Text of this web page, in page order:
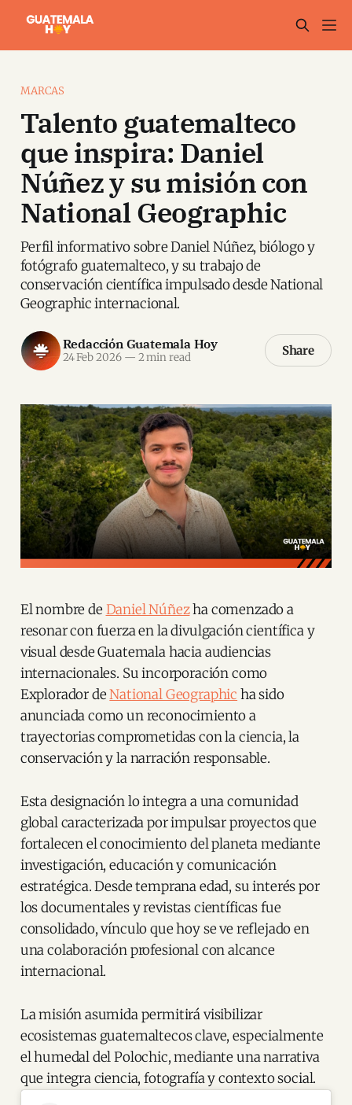
MARCAS
Talento guatemalteco
que inspira: Daniel
Núñez y su misión con
National Geographic
Perfil informativo sobre Daniel Núñez, biólogo y
fotógrafo guatemalteco, y su trabajo de
conservación científica impulsado desde National
Geographic internacional.
Redacción Guatemala Hoy
24 Feb 2026 — 2 min read Share
El nombre de Daniel Núñezha comenzado a
resonar con fuerza en la divulgación científica y
visual desde Guatemala hacia audiencias
internacionales. Su incorporación como
Explorador deNational Geographic ha sido
anunciada como un reconocimiento a
trayectorias comprometidas con la ciencia, la
conservación y la narración responsable.
Esta designación lo integra a una comunidad
global caracterizada por impulsar proyectos que
fortalecen el conocimiento del planeta mediante
investigación, educación y comunicación
estratégica. Desde temprana edad, su interés por
los documentales y revistas científicas fue
consolidado, vínculo que hoy se ve reflejado en
una colaboración profesional con alcance
internacional.
La misión asumida permitirá visibilizar
ecosistemas guatemaltecos clave, especialmente
el humedal del Polochic, mediante una narrativa
que integra ciencia, fotografía y contexto social.